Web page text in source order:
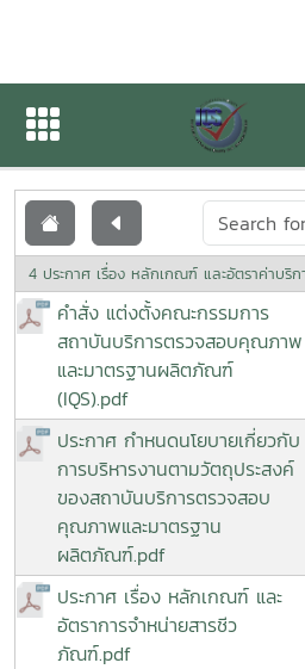
เอกสารเผยแพร่
4 ประกาศ เรื่อง หลักเกณฑ์ และอัตราค่าบริ
คำสั่ง แต่งตั้งคณะกรรมการ
สถาบันบริการตรวจสอบคุณภาพ
และมาตรฐานผลิตภัณฑ์
(IQS).pdf
ประกาศ กำหนดนโยบายเกี่ยวกับ
การบริหารงานตามวัตถุประสงค์
ของสถาบันบริการตรวจสอบ
คุณภาพและมาตรฐาน
ผลิตภัณฑ์.pdf
ประกาศ เรื่อง หลักเกณฑ์ และ
อัตราการจำหน่ายสารชีว
ภัณฑ์.pdf